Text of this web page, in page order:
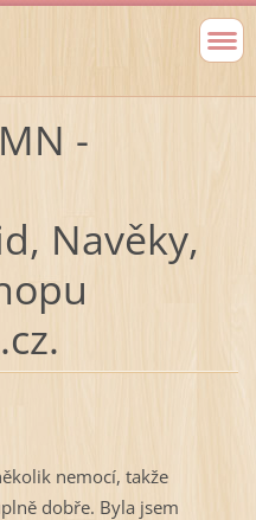
-
Navěky,
nemocí, takže
dobře. Byla jsem